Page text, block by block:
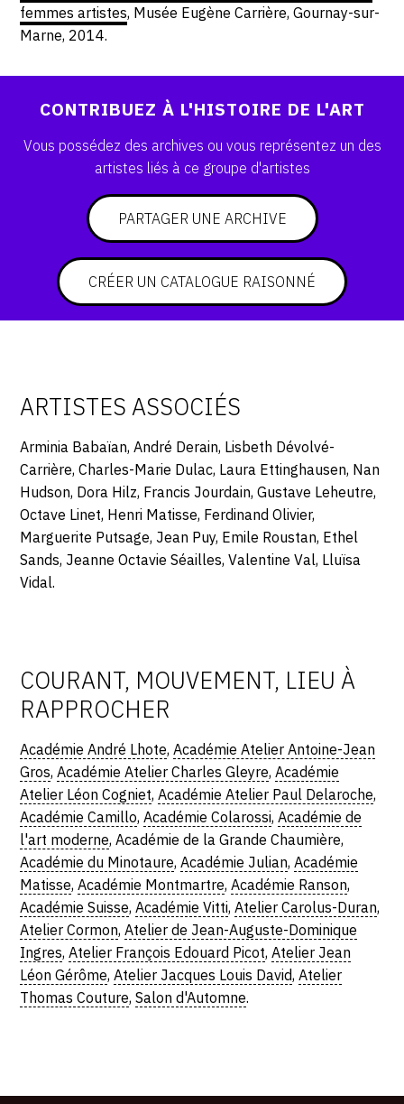
PUBLIER SES EXPOSITIONS
L'ÉQUIPE OAM
À PROPOS D'OAM
CONTACT
CGU
CGV
INSTAGRAM
FACEBOOK
TWITTER
PINTEREST
femmes artistes, Musée Eugène Carrière, Gournay-sur-
Marne, 2014.
CONTRIBUEZ À L'HISTOIRE DE L'ART
Vous possédez des archives ou vous représentez un des
artistes liés à ce groupe d'artistes
PARTAGER UNE ARCHIVE
CRÉER UN CATALOGUE RAISONNÉ
ARTISTES ASSOCIÉS
Arminia Babaïan, André Derain, Lisbeth Dévolvé-
Carrière, Charles-Marie Dulac, Laura Ettinghausen, Nan
Hudson, Dora Hilz, Francis Jourdain, Gustave Leheutre,
Octave Linet, Henri Matisse, Ferdinand Olivier,
Marguerite Putsage, Jean Puy, Emile Roustan, Ethel
Sands, Jeanne Octavie Séailles, Valentine Val, Lluïsa
Vidal.
COURANT, MOUVEMENT, LIEU À
RAPPROCHER
Académie André Lhote,Académie Atelier Antoine-Jean
Gros,Académie Atelier Charles Gleyre,Académie
Atelier Léon Cogniet,Académie Atelier Paul Delaroche,
Académie Camillo,Académie Colarossi,Académie de
l'art moderne, Académie de la Grande Chaumière,
Académie du Minotaure,Académie Julian,Académie
Matisse,Académie Montmartre,Académie Ranson,
Académie Suisse,Académie Vitti,Atelier Carolus-Duran,
Atelier Cormon,Atelier de Jean-Auguste-Dominique
Ingres,Atelier François Edouard Picot,Atelier Jean
Léon Gérôme,Atelier Jacques Louis David,Atelier
Thomas Couture,Salon d'Automne.